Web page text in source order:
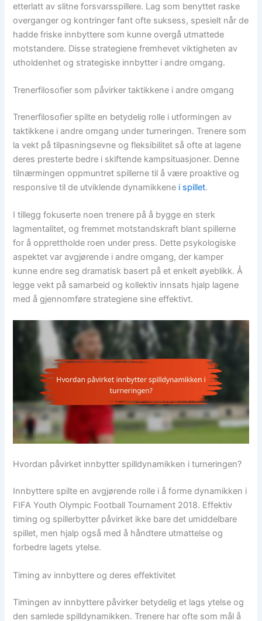
etterlatt av slitne forsvarsspillere. Lag som benyttet raske
overganger og kontringer fant ofte suksess, spesielt når de
hadde friske innbyttere som kunne overgå utmattede
motstandere. Disse strategiene fremhevet viktigheten av
utholdenhet og strategiske innbytter i andre omgang.
Trenerfilosofier som påvirker taktikkene i andre omgang
Trenerfilosofier spilte en betydelig rolle i utformingen av
taktikkene i andre omgang under turneringen. Trenere som
la vekt på tilpasningsevne og fleksibilitet så ofte at lagene
deres presterte bedre i skiftende kampsituasjoner. Denne
tilnærmingen oppmuntret spillerne til å være proaktive og
responsive til de utviklende dynamikkene i spillet.
I tillegg fokuserte noen trenere på å bygge en sterk
lagmentalitet, og fremmet motstandskraft blant spillerne
for å opprettholde roen under press. Dette psykologiske
aspektet var avgjørende i andre omgang, der kamper
kunne endre seg dramatisk basert på et enkelt øyeblikk. Å
legge vekt på samarbeid og kollektiv innsats hjalp lagene
med å gjennomføre strategiene sine effektivt.
Hvordan påvirket innbytter spilldynamikken i turneringen?
Innbyttere spilte en avgjørende rolle i å forme dynamikken i
FIFA Youth Olympic Football Tournament 2018. Effektiv
timing og spillerbytter påvirket ikke bare det umiddelbare
spillet, men hjalp også med å håndtere utmattelse og
forbedre lagets ytelse.
Timing av innbyttere og deres effektivitet
Timingen av innbyttere påvirker betydelig et lags ytelse og
den samlede spilldynamikken. Trenere har ofte som mål å